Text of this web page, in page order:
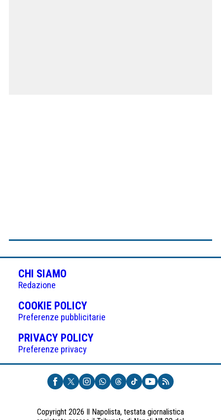
CHI SIAMO
Redazione
COOKIE POLICY(APRE
IN
UNA
NUOVA
Preferenze pubblicitarie
PRIVACY POLICY(APRE
UNA
NUOVA
SCHEDA)
Preferenze privacy
Copyright 2026 Il Napolista, testata giornalistica